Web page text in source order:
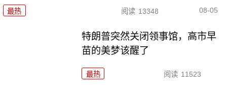
最热 阅读 13348 08-05
特朗普突然关闭领事馆，高市早
苗的美梦该醒了
最热 阅读 11523